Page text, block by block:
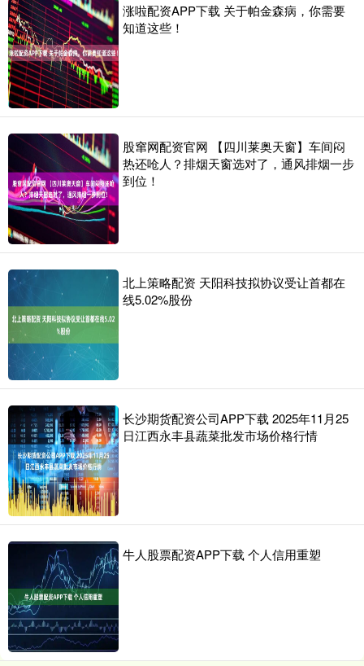
涨啦配资APP下载 关于帕金森病，你需要
知道这些！
股窜网配资官网 【四川莱奥天窗】车间闷
热还呛人？排烟天窗选对了，通风排烟一步
到位！
北上策略配资 天阳科技拟协议受让首都在
线5.02%股份
长沙期货配资公司APP下载 2025年11月25
日江西永丰县蔬菜批发市场价格行情
牛人股票配资APP下载 个人信用重塑